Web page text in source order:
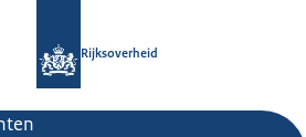
Rijksoverheid